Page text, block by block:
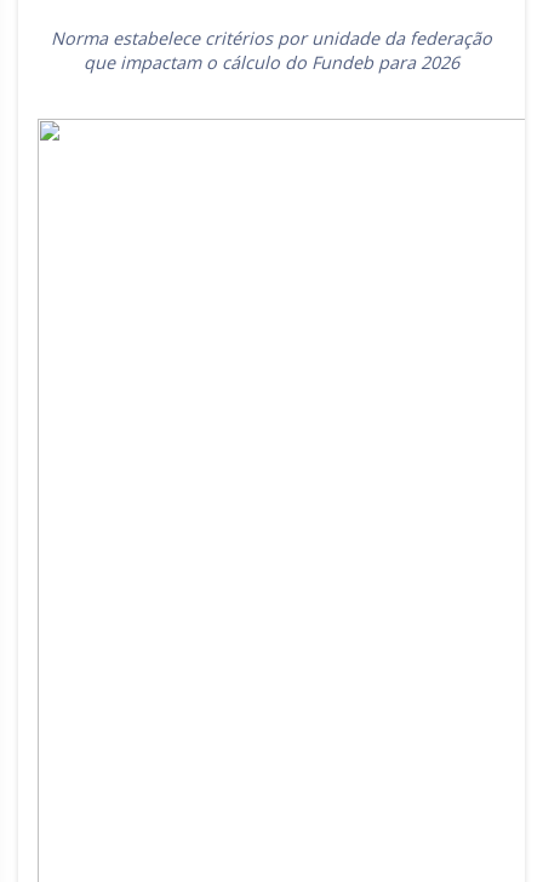
Norma estabelece critérios por unidade da federação
que impactam o cálculo do Fundeb para 2026